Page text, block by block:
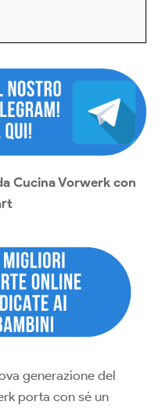
Cucina Vorwerk con
generazione del
porta con sé un